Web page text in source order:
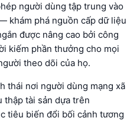
người dùng tập trung vào
khám phá nguồn cấp dữ liệu
được nâng cao bởi công
kiếm phần thưởng cho mọi
theo dõi của họ.
thái nơi người dùng mạng xã
thập tài sản dựa trên
tiêu biến đổi bối cảnh tương